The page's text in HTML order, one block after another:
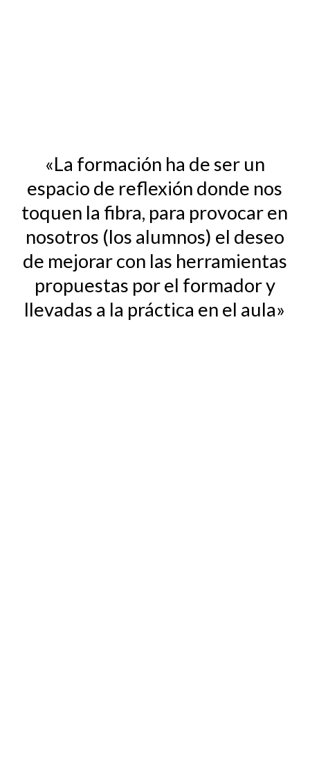
«La formación ha de ser un
espacio de reflexión donde nos
toquen la fibra, para provocar en
nosotros (los alumnos) el deseo
de mejorar con las herramientas
propuestas por el formador y
llevadas a la práctica en el aula»